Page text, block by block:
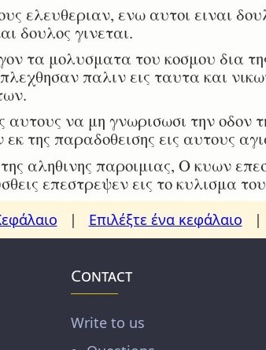
ελευθεριαν, ενω αυτοι ειναι
δουλος γινεται.
τα μολυσματα του κοσμου δια
παλιν εις ταυτα και
αυτους να μη γνωρισωσι την οδον
της παραδοθεισης εις αυτους
αληθινης παροιμιας, Ο κυων
επεστρεψεν εις το κυλισμα
| Επιλέξτε ένα κεφάλαιο |
Contact
Write to us